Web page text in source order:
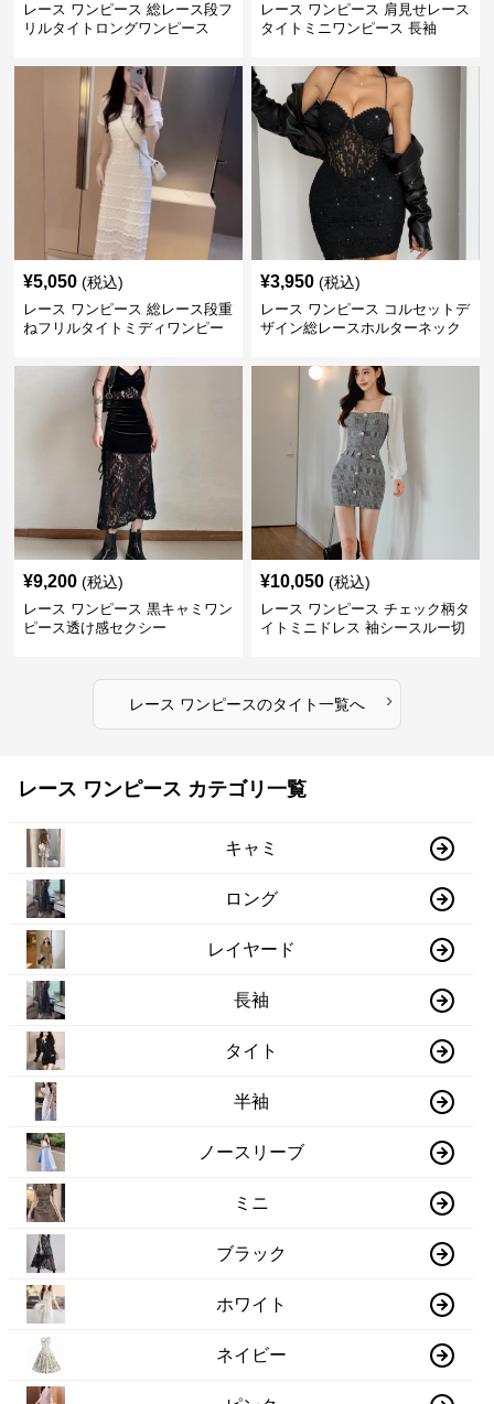
レース ワンピース 総レース段フ
リルタイトロングワンピース
レース ワンピース 肩見せレース
タイトミニワンピース 長袖
¥5,050 (税込)
レース ワンピース 総レース段重
ねフリルタイトミディワンピー
¥3,950 (税込)
レース ワンピース コルセットデ
ザイン総レースホルターネック
¥9,200 (税込)
レース ワンピース 黒キャミワン
ピース透け感セクシー
¥10,050 (税込)
レース ワンピース チェック柄タ
イトミニドレス 袖シースルー切
レース ワンピースのタイト一覧へ ›
レース ワンピース カテゴリ一覧
キャミ
ロング
レイヤード
長袖
タイト
半袖
ノースリーブ
ミニ
ブラック
ホワイト
ネイビー